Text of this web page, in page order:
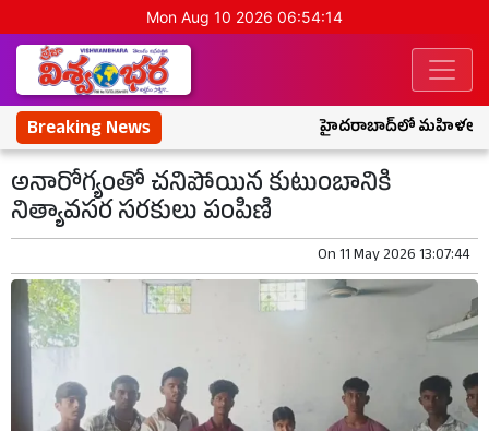
Mon Aug 10 2026 06:54:15
Breaking News హైదరాబాద్‌లో మహిళలు,
అనారోగ్యంతో చనిపోయిన కుటుంబానికి
నిత్యావసర సరకులు పంపిణి
On11 May 2026 13:07:44